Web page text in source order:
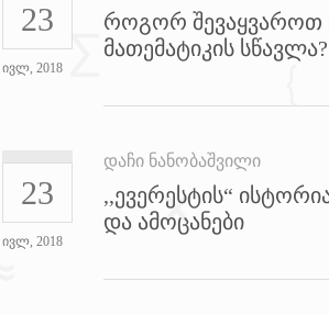
23
ივლ, 2018
როგორ შევაყვაროთ
მათემატიკის სწავლა?
23
ივლ, 2018
დაჩი ნანობაშვილი
,,ევერესტის“
და ამოცანები